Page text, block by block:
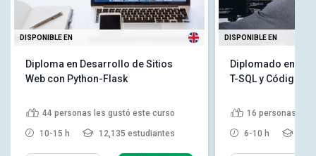
DISPONIBLE EN
Diploma en Desarrollo de Sitios
Web con Python-Flask
44 personas les gustó este curso
10-15 h 12,135 estudiantes
DISPONIBLE EN
Diplomado en
T-SQL y Código
16 personas les
6-10 h